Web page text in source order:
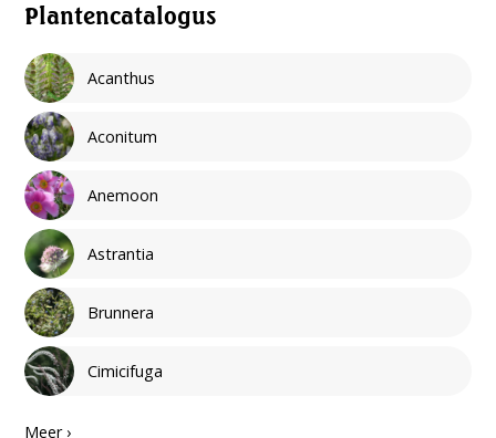
Plantencatalogus
Acanthus
Aconitum
Anemoon
Astrantia
Brunnera
Cimicifuga
Meer ›